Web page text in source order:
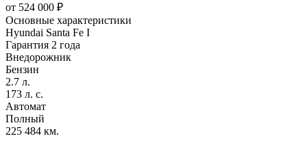
от 524 000 ₽
Основные характеристики
Hyundai Santa Fe I
Гарантия 2 года
Внедорожник
Бензин
2.7 л.
173 л. с.
Автомат
Полный
225 484 км.